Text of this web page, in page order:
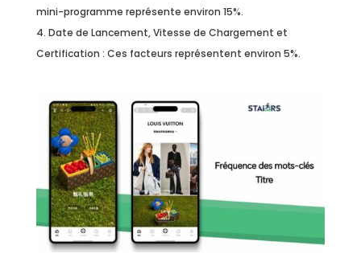
mini-programme représente environ 15%.
Date de Lancement, Vitesse de Chargement et
Certification : Ces facteurs représentent environ 5%.